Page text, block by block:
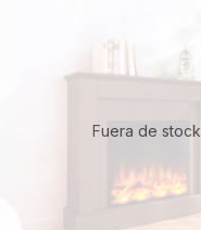
Fuera de stock